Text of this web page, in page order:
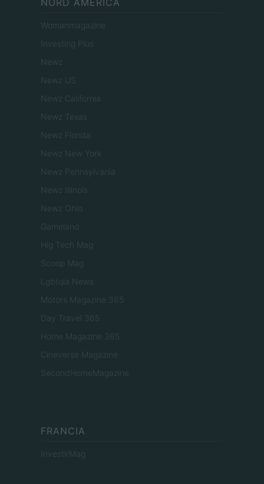
NORD AMERICA
Womanmagazine
Investing Plus
Newz
Newz US
Newz California
Newz Texas
Newz Florida
Newz New York
Newz Pennsylvania
Newz Illinois
Newz Ohio
Gameland
Hig Tech Mag
Scoop Mag
Lgbtqia News
Motors Magazine 365
Day Travel 365
Home Magazine 365
Cineverse Magazine
SecondHomeMagazine
FRANCIA
InvestirMag